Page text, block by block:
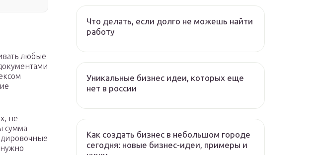
любые
не
сумма
Что делать, если долго не можешь найти
работу
Уникальные бизнес идеи, которых еще
нет в россии
Как создать бизнес в небольшом городе
сегодня: новые бизнес-идеи, примеры и